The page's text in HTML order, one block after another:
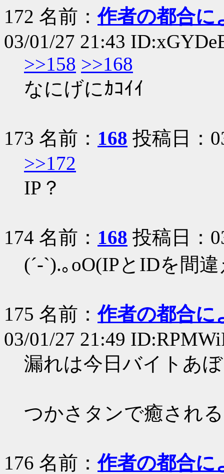
172 名前：作者の都合に
03/01/27 21:43
>>158 >>168
なにげにｶｺｲｲ
173 名前： 168 投稿日：
>>172
IP？
174 名前： 168 投稿日：
(´-`).｡oO(IPとIDを間
175 名前：作者の都合に
03/01/27 21:49
漏れは今日バイトあ
つかさタンで癒され
176 名前：作者の都合に